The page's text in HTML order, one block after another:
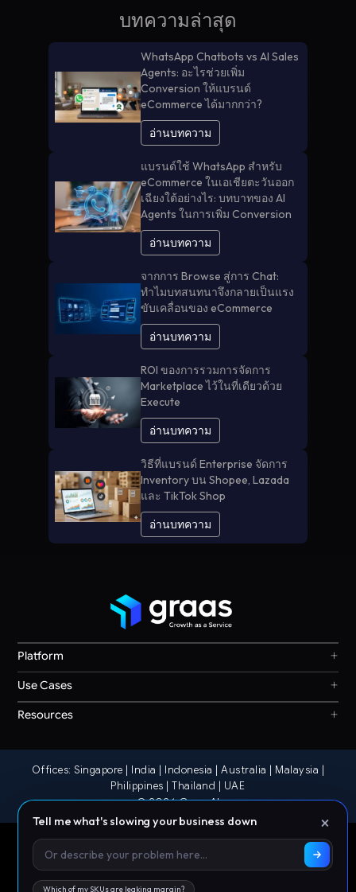
บทความล่าสุด
WhatsApp Chatbots vs AI Sales
Agents: อะไรช่วยเพิ่ม
Conversion ให้แบรนด์
eCommerce ได้มากกว่า?
อ่านบทความ
แบรนด์ใช้ WhatsApp สำหรับ
eCommerce ในเอเชียตะวันออก
เฉียงใต้อย่างไร: บทบาทของ AI
Agents ในการเพิ่ม Conversion
อ่านบทความ
จากการ Browse สู่การ Chat:
ทำไมบทสนทนาจึงกลายเป็นแรง
ขับเคลื่อนของ eCommerce
อ่านบทความ
ROI ของการรวมการจัดการ
Marketplace ไว้ในที่เดียวด้วย
Execute
อ่านบทความ
วิธีที่แบรนด์ Enterprise จัดการ
Inventory บน Shopee, Lazada
และ TikTok Shop
อ่านบทความ
+
Platform
Graas Agent Foundry +
Use Cases
Search & Discovery
Storefront Ops
+
Resources
Our Story
© 2026 Graas AI
Offices: Singapore | India | Indonesia | Australia | Malaysia |
Philippines | Thailand | UAE
×
Tell me what's slowing your business down
Which of my SKUs are leaking margin?